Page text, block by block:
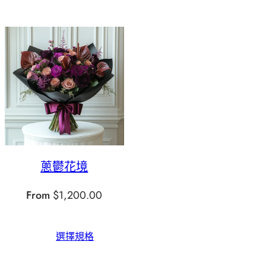
蔥鬱花境
From $1,200.00
選擇規格